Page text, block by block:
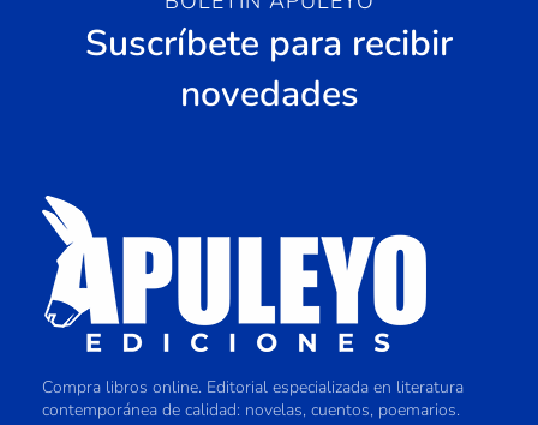
Suscríbete para recibir
novedades
Compra libros online. Editorial especializada en literatura
contemporánea de calidad: novelas, cuentos, poemarios.